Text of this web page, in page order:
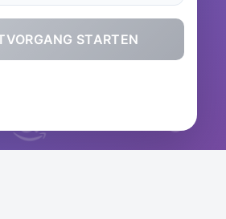
STARTEN